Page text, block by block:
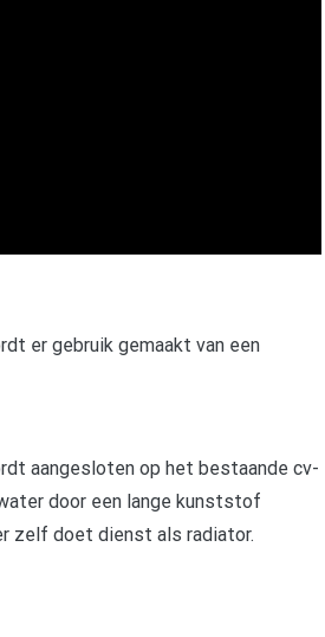
er gebruik gemaakt van een
aangesloten op het bestaande cv-
door een lange kunststof
zelf doet dienst als radiator.